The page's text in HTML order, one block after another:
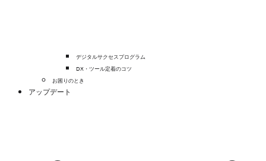
デジタルサクセスプログラム
DX・ツール定着のコツ
お困りのとき
アップデート